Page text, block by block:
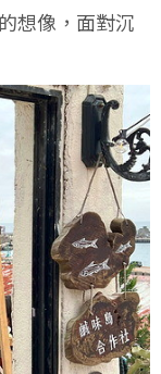
想像，面對沉